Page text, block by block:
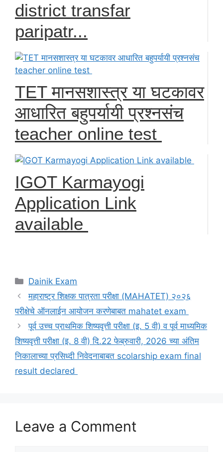
district transfar
paripatr...
TET मानसशास्त्र या घटकावर
आधारित बहुपर्यायी प्रश्नसंच
teacher online test
IGOT Karmayogi
Application Link
available
Categories
Dainik Exam
महाराष्ट्र शिक्षक पात्रता परीक्षा (MAHATET) २०२६
परीक्षेचे ऑनलाईन आयोजन करणेबाबत mahatet exam
पूर्व उच्च प्राथमिक शिष्यवृत्ती परीक्षा (इ. 5 वी) व पूर्व माध्यमिक
शिष्यवृत्ती परीक्षा (इ. 8 वी) दि.22 फेब्रुवारी, 2026 च्या अंतिम
निकालाच्या प्रसिध्दी निवेदनाबाबत scolarship exam final
result declared
Leave a Comment